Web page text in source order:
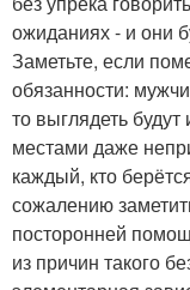
ожиданиях - и они
Заметьте, если
обязанности:
то выглядеть
местами даже
каждый, кто
сожалению
посторонней
из причин такого